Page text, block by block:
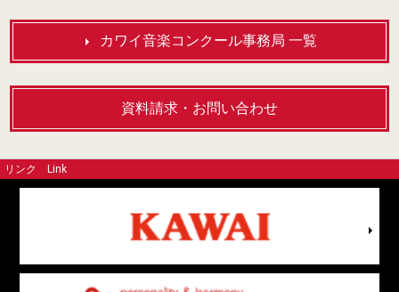
カワイ音楽コンクール事務局 一覧
資料請求・お問い合わせ
リンク Link